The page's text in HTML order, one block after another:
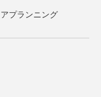
プランニング